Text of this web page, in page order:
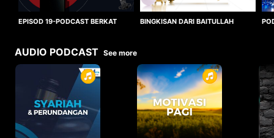
EPISOD 19-PODCAST BERKAT
BINGKISAN DARI BAITULLAH
AUDIO PODCAST See more